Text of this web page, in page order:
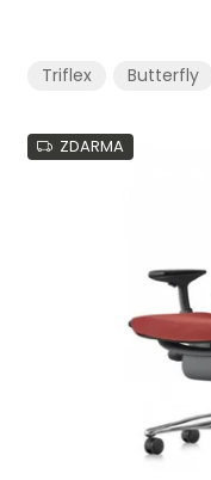
Triflex Butterfly
ZDARMA